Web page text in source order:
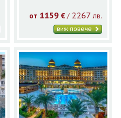
от 1159 € / 2267 лв.
виж повече